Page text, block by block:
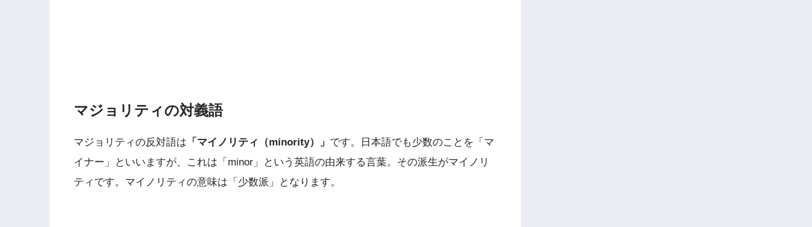
マジョリティの対義語
マジョリティの反対語は 「マイノリティ（minority）」 です。日本語でも少数のことを「マ
イナー」といいますが、これは「minor」という英語の由来する言葉。その派生がマイノリ
ティです。マイノリティの意味は「少数派」となります。